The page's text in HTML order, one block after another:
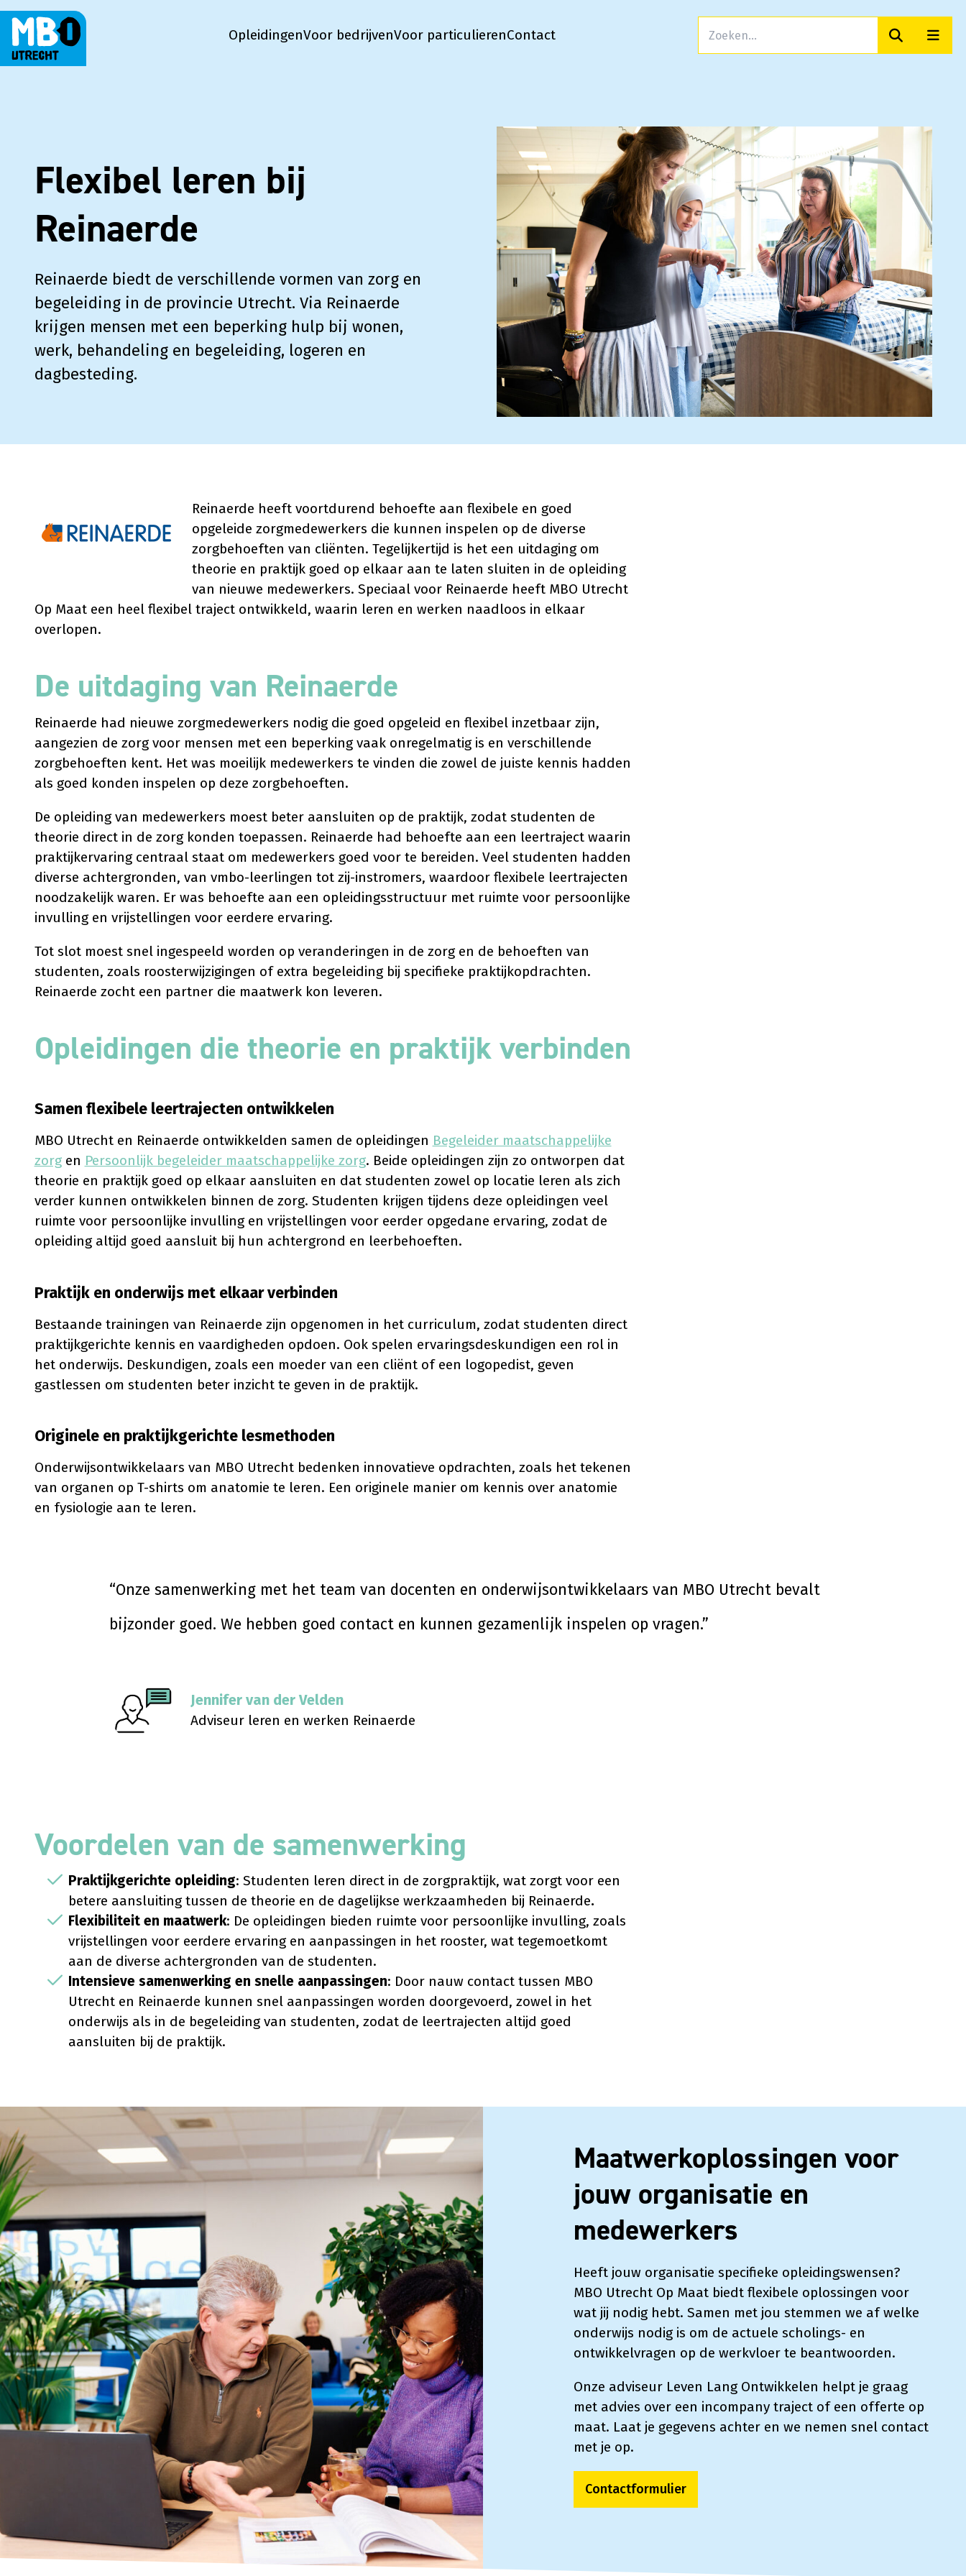
OpleidingenVoor bedrijvenVoor particulierenContact
Zoeken
Flexibel leren bij
Reinaerde
Reinaerde biedt de verschillende vormen van zorg en
begeleiding in de provincie Utrecht. Via Reinaerde
krijgen mensen met een beperking hulp bij wonen,
werk, behandeling en begeleiding, logeren en
dagbesteding.
Reinaerde heeft voortdurend behoefte aan flexibele en goed
opgeleide zorgmedewerkers die kunnen inspelen op de diverse
zorgbehoeften van cliënten. Tegelijkertijd is het een uitdaging om
theorie en praktijk goed op elkaar aan te laten sluiten in de opleiding
van nieuwe medewerkers. Speciaal voor Reinaerde heeft MBO Utrecht
Op Maat een heel flexibel traject ontwikkeld, waarin leren en werken naadloos in elkaar
overlopen.
De uitdaging van Reinaerde
Reinaerde had nieuwe zorgmedewerkers nodig die goed opgeleid en flexibel inzetbaar zijn,
aangezien de zorg voor mensen met een beperking vaak onregelmatig is en verschillende
zorgbehoeften kent. Het was moeilijk medewerkers te vinden die zowel de juiste kennis hadden
als goed konden inspelen op deze zorgbehoeften.
De opleiding van medewerkers moest beter aansluiten op de praktijk, zodat studenten de
theorie direct in de zorg konden toepassen. Reinaerde had behoefte aan een leertraject waarin
praktijkervaring centraal staat om medewerkers goed voor te bereiden. Veel studenten hadden
diverse achtergronden, van vmbo-leerlingen tot zij-instromers, waardoor flexibele leertrajecten
noodzakelijk waren. Er was behoefte aan een opleidingsstructuur met ruimte voor persoonlijke
invulling en vrijstellingen voor eerdere ervaring.
Tot slot moest snel ingespeeld worden op veranderingen in de zorg en de behoeften van
studenten, zoals roosterwijzigingen of extra begeleiding bij specifieke praktijkopdrachten.
Reinaerde zocht een partner die maatwerk kon leveren.
Opleidingen die theorie en praktijk verbinden
Samen flexibele leertrajecten ontwikkelen
MBO Utrecht en Reinaerde ontwikkelden samen de opleidingen Begeleider maatschappelijke
zorgen Persoonlijk begeleider maatschappelijke zorg. Beide opleidingen zijn zo ontworpen dat
theorie en praktijk goed op elkaar aansluiten en dat studenten zowel op locatie leren als zich
verder kunnen ontwikkelen binnen de zorg. Studenten krijgen tijdens deze opleidingen veel
ruimte voor persoonlijke invulling en vrijstellingen voor eerder opgedane ervaring, zodat de
opleiding altijd goed aansluit bij hun achtergrond en leerbehoeften.
Praktijk en onderwijs met elkaar verbinden
Bestaande trainingen van Reinaerde zijn opgenomen in het curriculum, zodat studenten direct
praktijkgerichte kennis en vaardigheden opdoen. Ook spelen ervaringsdeskundigen een rol in
het onderwijs. Deskundigen, zoals een moeder van een cliënt of een logopedist, geven
gastlessen om studenten beter inzicht te geven in de praktijk.
Originele en praktijkgerichte lesmethoden
Onderwijsontwikkelaars van MBO Utrecht bedenken innovatieve opdrachten, zoals het tekenen
van organen op T-shirts om anatomie te leren. Een originele manier om kennis over anatomie
en fysiologie aan te leren.
“Onze samenwerking met het team van docenten en onderwijsontwikkelaars van MBO Utrecht bevalt
bijzonder goed. We hebben goed contact en kunnen gezamenlijk inspelen op vragen.”
Jennifer van der Velden
Adviseur leren en werken Reinaerde
Voordelen van de samenwerking
Praktijkgerichte opleiding: Studenten leren direct in de zorgpraktijk, wat zorgt voor een
betere aansluiting tussen de theorie en de dagelijkse werkzaamheden bij Reinaerde.
Flexibiliteit en maatwerk: De opleidingen bieden ruimte voor persoonlijke invulling, zoals
vrijstellingen voor eerdere ervaring en aanpassingen in het rooster, wat tegemoetkomt
aan de diverse achtergronden van de studenten.
Intensieve samenwerking en snelle aanpassingen: Door nauw contact tussen MBO
Utrecht en Reinaerde kunnen snel aanpassingen worden doorgevoerd, zowel in het
onderwijs als in de begeleiding van studenten, zodat de leertrajecten altijd goed
aansluiten bij de praktijk.
Maatwerkoplossingen voor
jouw organisatie en
medewerkers
Heeft jouw organisatie specifieke opleidingswensen?
MBO Utrecht Op Maat biedt flexibele oplossingen voor
wat jij nodig hebt. Samen met jou stemmen we af welke
onderwijs nodig is om de actuele scholings- en
ontwikkelvragen op de werkvloer te beantwoorden.
Onze adviseur Leven Lang Ontwikkelen helpt je graag
met advies over een incompany traject of een offerte op
maat. Laat je gegevens achter en we nemen snel contact
met je op.
Contactformulier